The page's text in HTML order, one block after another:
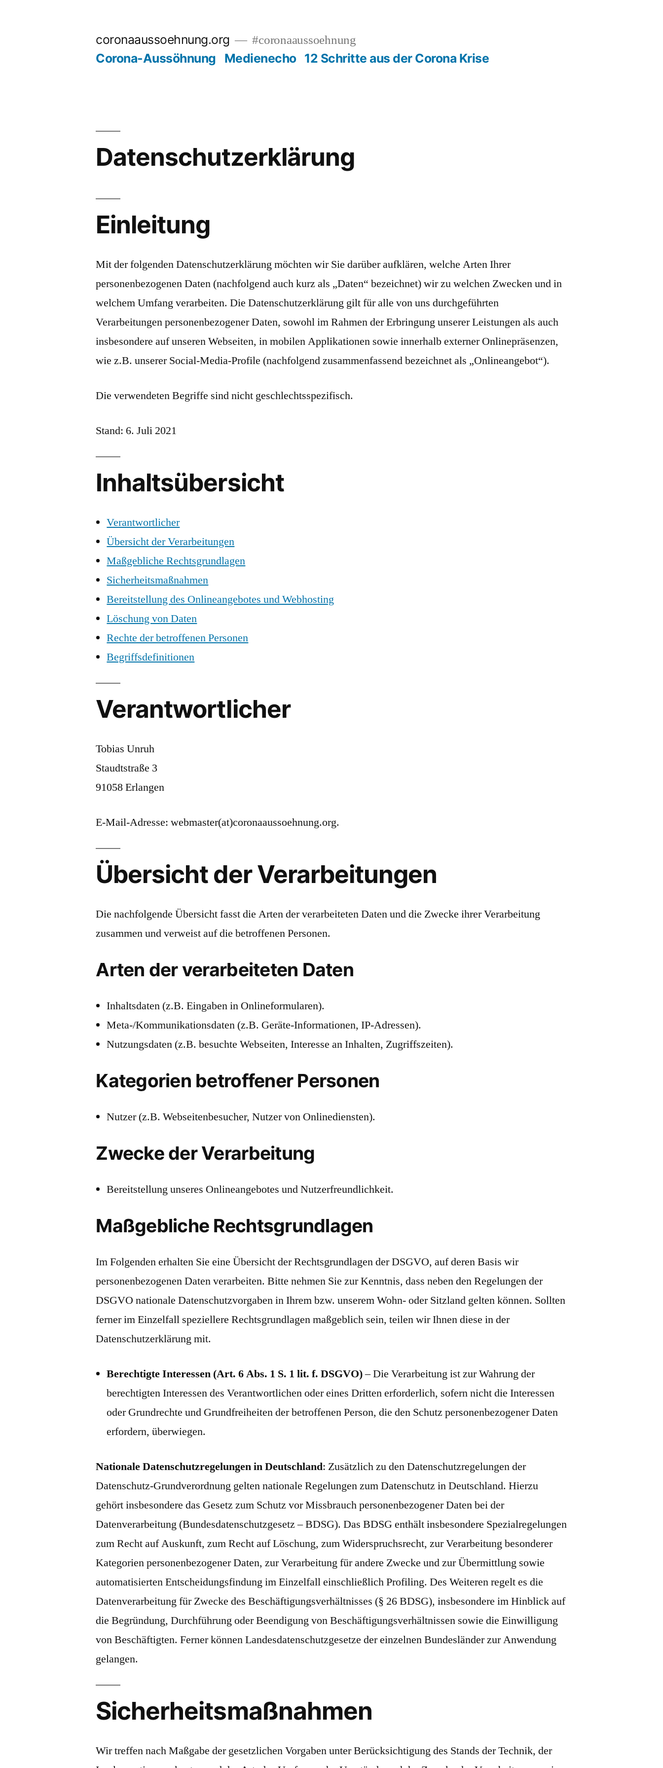
coronaaussoehnung.org #coronaaussoehnung
Corona-Aussöhnung Medienecho 12 Schritte aus der Corona Krise
Datenschutzerklärung
Einleitung
Mit der folgenden Datenschutzerklärung möchten wir Sie darüber aufklären, welche Arten Ihrer
personenbezogenen Daten (nachfolgend auch kurz als „Daten“ bezeichnet) wir zu welchen Zwecken und in
welchem Umfang verarbeiten. Die Datenschutzerklärung gilt für alle von uns durchgeführten
Verarbeitungen personenbezogener Daten, sowohl im Rahmen der Erbringung unserer Leistungen als auch
insbesondere auf unseren Webseiten, in mobilen Applikationen sowie innerhalb externer Onlinepräsenzen,
wie z.B. unserer Social-Media-Profile (nachfolgend zusammenfassend bezeichnet als „Onlineangebot“).
Die verwendeten Begriffe sind nicht geschlechtsspezifisch.
Stand: 6. Juli 2021
Inhaltsübersicht
Verantwortlicher
Übersicht der Verarbeitungen
Maßgebliche Rechtsgrundlagen
Sicherheitsmaßnahmen
Bereitstellung des Onlineangebotes und Webhosting
Löschung von Daten
Rechte der betroffenen Personen
Begriffsdefinitionen
Verantwortlicher
Tobias Unruh
Staudtstraße 3
91058 Erlangen
E-Mail-Adresse: webmaster(at)coronaaussoehnung.org.
Übersicht der Verarbeitungen
Die nachfolgende Übersicht fasst die Arten der verarbeiteten Daten und die Zwecke ihrer Verarbeitung
zusammen und verweist auf die betroffenen Personen.
Arten der verarbeiteten Daten
Inhaltsdaten (z.B. Eingaben in Onlineformularen).
Meta-/Kommunikationsdaten (z.B. Geräte-Informationen, IP-Adressen).
Nutzungsdaten (z.B. besuchte Webseiten, Interesse an Inhalten, Zugriffszeiten).
Kategorien betroffener Personen
Nutzer (z.B. Webseitenbesucher, Nutzer von Onlinediensten).
Zwecke der Verarbeitung
Bereitstellung unseres Onlineangebotes und Nutzerfreundlichkeit.
Maßgebliche Rechtsgrundlagen
Im Folgenden erhalten Sie eine Übersicht der Rechtsgrundlagen der DSGVO, auf deren Basis wir
personenbezogenen Daten verarbeiten. Bitte nehmen Sie zur Kenntnis, dass neben den Regelungen der
DSGVO nationale Datenschutzvorgaben in Ihrem bzw. unserem Wohn- oder Sitzland gelten können. Sollten
ferner im Einzelfall speziellere Rechtsgrundlagen maßgeblich sein, teilen wir Ihnen diese in der
Datenschutzerklärung mit.
Berechtigte Interessen (Art. 6 Abs. 1 S. 1 lit. f. DSGVO)– Die Verarbeitung ist zur Wahrung der
berechtigten Interessen des Verantwortlichen oder eines Dritten erforderlich, sofern nicht die Interessen
oder Grundrechte und Grundfreiheiten der betroffenen Person, die den Schutz personenbezogener Daten
erfordern, überwiegen.
Nationale Datenschutzregelungen in Deutschland: Zusätzlich zu den Datenschutzregelungen der
Datenschutz-Grundverordnung gelten nationale Regelungen zum Datenschutz in Deutschland. Hierzu
gehört insbesondere das Gesetz zum Schutz vor Missbrauch personenbezogener Daten bei der
Datenverarbeitung (Bundesdatenschutzgesetz – BDSG). Das BDSG enthält insbesondere Spezialregelungen
zum Recht auf Auskunft, zum Recht auf Löschung, zum Widerspruchsrecht, zur Verarbeitung besonderer
Kategorien personenbezogener Daten, zur Verarbeitung für andere Zwecke und zur Übermittlung sowie
automatisierten Entscheidungsfindung im Einzelfall einschließlich Profiling. Des Weiteren regelt es die
Datenverarbeitung für Zwecke des Beschäftigungsverhältnisses (§ 26 BDSG), insbesondere im Hinblick auf
die Begründung, Durchführung oder Beendigung von Beschäftigungsverhältnissen sowie die Einwilligung
von Beschäftigten. Ferner können Landesdatenschutzgesetze der einzelnen Bundesländer zur Anwendung
gelangen.
Sicherheitsmaßnahmen
Wir treffen nach Maßgabe der gesetzlichen Vorgaben unter Berücksichtigung des Stands der Technik, der